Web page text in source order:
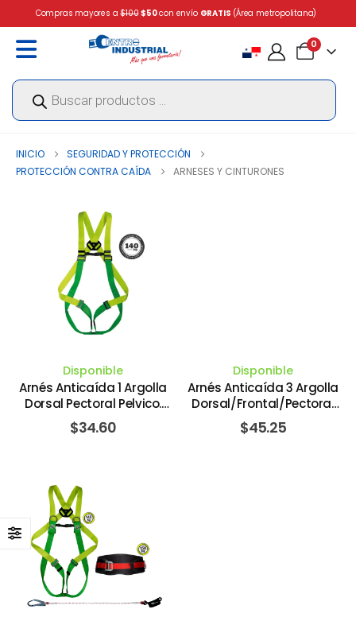
Compras mayores a$100 $50con envío GRATIS (Área metropolitana)
0
Búsqueda
productos
INICIO
SEGURIDAD Y PROTECCIÓN
PROTECCIÓN CONTRA CAÍDA
ARNESES Y CINTURONES
Disponible
Arnés Anticaída 1 Argolla
Dorsal Pectoral Pelvico.
CLIMAX
$34.60
Disponible
Arnés Anticaída 3 Argolla
Dorsal/Frontal/Pectoral
Pelvico. CLIMAX
$45.25